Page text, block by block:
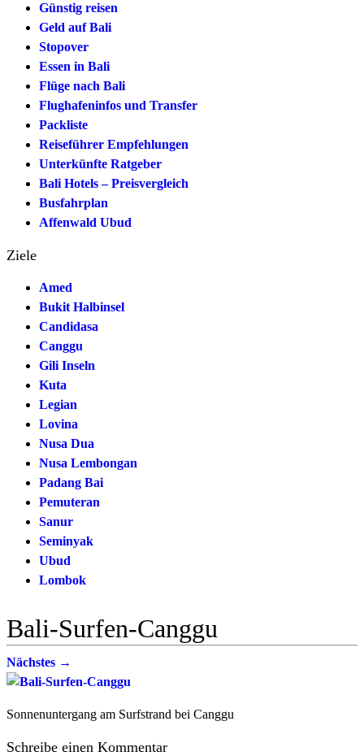
Günstig reisen
Geld auf Bali
Stopover
Essen in Bali
Flüge nach Bali
Flughafeninfos und Transfer
Packliste
Reiseführer Empfehlungen
Unterkünfte Ratgeber
Bali Hotels – Preisvergleich
Busfahrplan
Affenwald Ubud
Ziele
Amed
Bukit Halbinsel
Candidasa
Canggu
Gili Inseln
Kuta
Legian
Lovina
Nusa Dua
Nusa Lembongan
Padang Bai
Pemuteran
Sanur
Seminyak
Ubud
Lombok
Bali-Surfen-Canggu
Nächstes →
Sonnenuntergang am Surfstrand bei Canggu
Schreibe einen Kommentar